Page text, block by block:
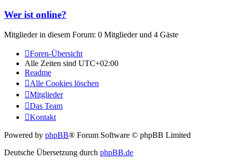
Wer ist online?
Mitglieder in diesem Forum: 0 Mitglieder und 4 Gäste
Foren-Übersicht
Alle Zeiten sind UTC+02:00
Readme
Alle Cookies löschen
Mitglieder
Das Team
Kontakt
Powered by phpBB® Forum Software © phpBB Limited
Deutsche Übersetzung durch phpBB.de